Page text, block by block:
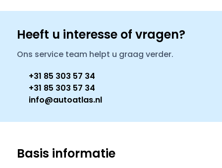
Heeft u interesse of vragen?
Ons service team helpt u graag verder.
+31 85 303 57 34
+31 85 303 57 34
info@autoatlas.nl
Basis informatie